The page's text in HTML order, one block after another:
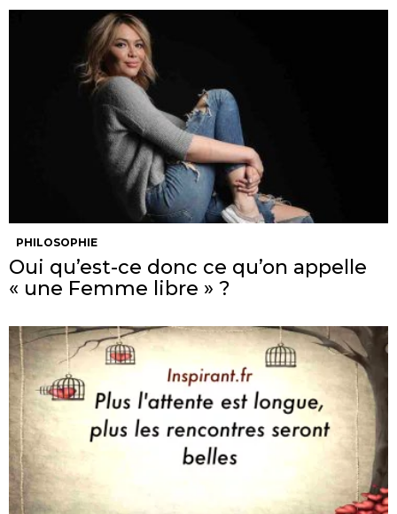
PHILOSOPHIE
Oui qu’est-ce donc ce qu’on appelle
« une Femme libre » ?